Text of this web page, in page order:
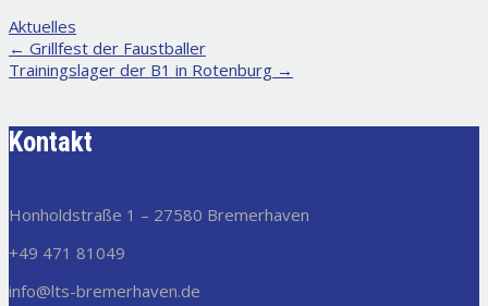
Aktuelles
Post
navigation
← Grillfest der Faustballer
Trainingslager der B1 in Rotenburg →
Kontakt
Honholdstraße 1 – 27580 Bremerhaven
+49 471 81049
info@lts-bremerhaven.de